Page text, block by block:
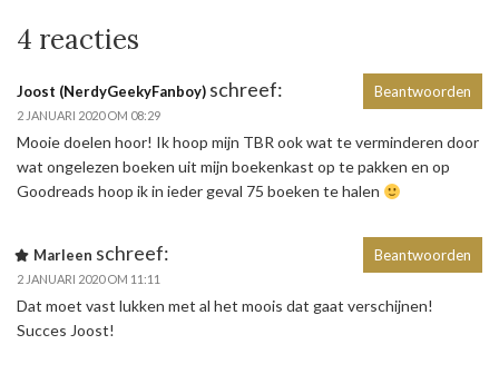
4 reacties
Joost (NerdyGeekyFanboy) schreef:
2 JANUARI 2020 OM 08:29
Mooie doelen hoor! Ik hoop mijn TBR ook wat te verminderen door
wat ongelezen boeken uit mijn boekenkast op te pakken en op
Goodreads hoop ik in ieder geval 75 boeken te halen
Beantwoorden
Marleen schreef:
2 JANUARI 2020 OM 11:11
Dat moet vast lukken met al het moois dat gaat verschijnen!
Succes Joost!
Beantwoorden